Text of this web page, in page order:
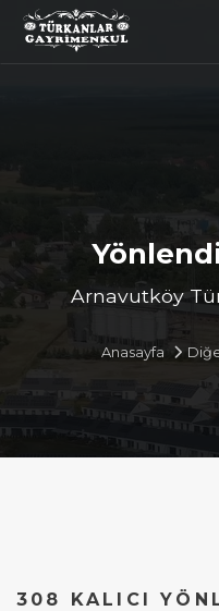
Arnavutköy
Anasayfa
308 KALICI